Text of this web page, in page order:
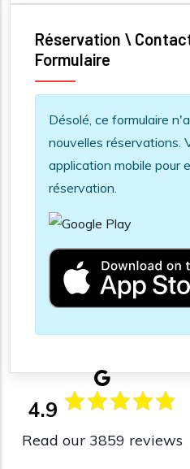
Réservation \
Formulaire
Information
Désolé, ce formulaire
nouvelles réservations.
application mobile pour
réservation.
4.9
Read our 3859 reviews